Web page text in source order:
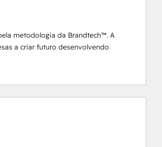
metodologia da Brandtech™. A
a criar futuro desenvolvendo